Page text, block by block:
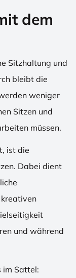
dem
Sitzhaltung und
bleibt die
weniger
Sitzen und
müssen.
ist die
Dabei dient
und während
im Sattel: